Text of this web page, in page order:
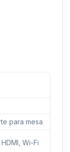
para mesa
Wi-Fi